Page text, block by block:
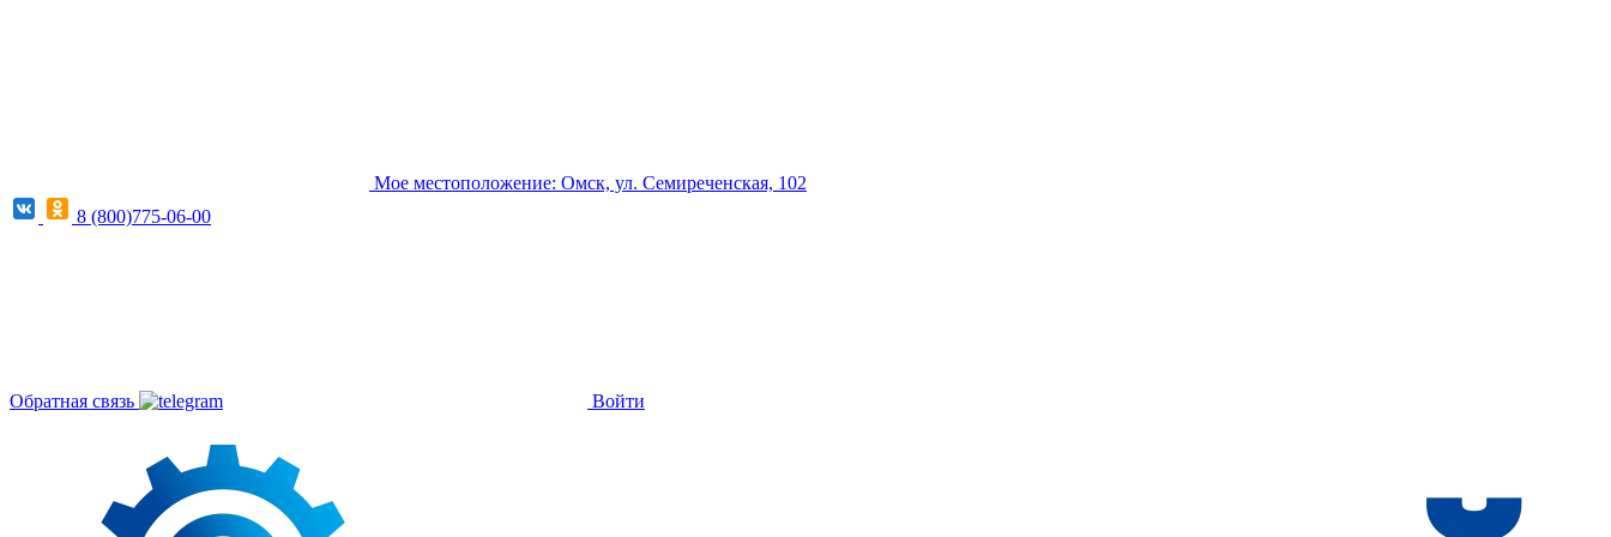
Мое местоположение: Омск, ул. Семиреченская, 102
8 (800)775-06-00
Обратная связь Войти